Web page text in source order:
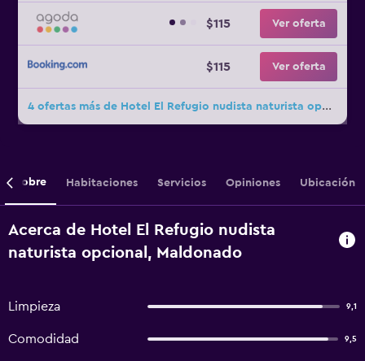
$115 Ver oferta
$115 Ver oferta
4 ofertas más de Hotel El Refugio nudista naturista opcional
Sobre Habitaciones Servicios Opiniones Ubicación
Acerca de Hotel El Refugio nudista
naturista opcional, Maldonado
Limpieza 9,1
Comodidad 9,5